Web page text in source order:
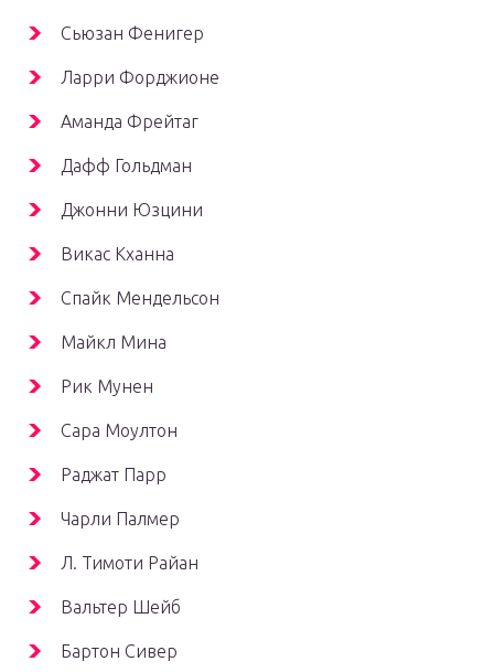
Сьюзан Фенигер
Ларри Форджионе
Аманда Фрейтаг
Дафф Гольдман
Джонни Юзцини
Викас Кханна
Спайк Мендельсон
Майкл Мина
Рик Мунен
Сара Моултон
Раджат Парр
Чарли Палмер
Л. Тимоти Райан
Вальтер Шейб
Бартон Сивер